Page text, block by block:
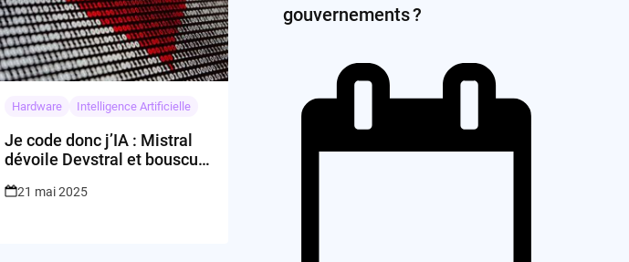
Hardware Intelligence Artificielle
Je code donc j’IA : Mistral
dévoile Devstral et bouscule
21 mai 2025
gouvernements ?